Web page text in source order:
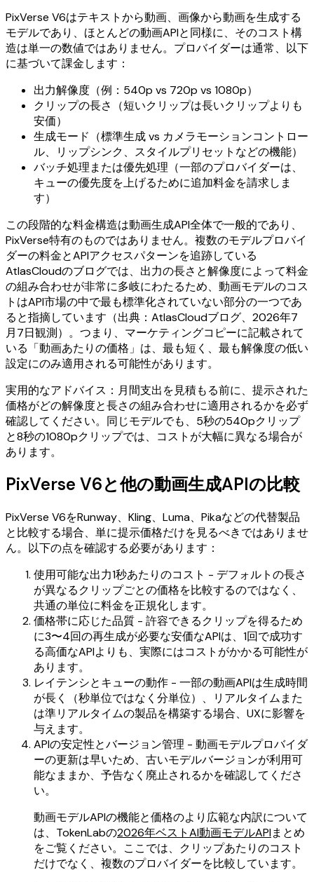
PixVerse V6はテキストから動画、画像から動画を生成する
モデルであり、ほとんどの動画APIと同様に、そのコスト構
造は単一の数値ではありません。プロバイダーは通常、以下
に基づいて課金します：
出力解像度（例：540p vs 720p vs 1080p）
クリップの長さ（短いクリップは長いクリップよりも
安価）
生成モード（標準生成 vs カメラモーションコントロー
ル、リップシンク、スタイルプリセットなどの機能）
バッチ処理または優先処理（一部のプロバイダーは、
キューの優先度を上げるために追加料金を請求しま
す）
この段階的な料金構造は動画生成API全体で一般的であり、
PixVerse特有のものではありません。複数のモデルプロバイ
ダーの料金とAPIアクセスパターンを追跡している
AtlasCloudのブログでは、出力の長さと解像度によって料金
の組み合わせが非常に多岐にわたるため、動画モデルのコス
トはAPI市場の中で最も標準化されていない部分の一つであ
ると指摘しています（出典：AtlasCloudブログ、2026年7
月7日観測）。つまり、マーケティングコピーに記載されて
いる「動画あたりの価格」は、最も短く、最も解像度の低い
設定にのみ適用される可能性があります。
実用的なアドバイス：月間支出を見積もる前に、提示された
価格がどの解像度と長さの組み合わせに適用されるかを必ず
確認してください。同じモデルでも、5秒の540pクリップ
と8秒の1080pクリップでは、コストが大幅に異なる場合が
あります。
PixVerse V6と他の動画生成APIの比較
PixVerse V6をRunway、Kling、Luma、Pikaなどの代替製品
と比較する場合、単に提示価格だけを見るべきではありませ
ん。以下の点を確認する必要があります：
使用可能な出力1秒あたりのコスト - デフォルトの長さ
が異なるクリップごとの価格を比較するのではなく、
共通の単位に料金を正規化します。
価格帯に応じた品質 - 許容できるクリップを得るため
に3〜4回の再生成が必要な安価なAPIは、1回で成功す
る高価なAPIよりも、実際にはコストがかかる可能性が
あります。
レイテンシとキューの動作 - 一部の動画APIは生成時間
が長く（秒単位ではなく分単位）、リアルタイムまた
は準リアルタイムの製品を構築する場合、UXに影響を
与えます。
APIの安定性とバージョン管理 - 動画モデルプロバイダ
ーの更新は早いため、古いモデルバージョンが利用可
能なままか、予告なく廃止されるかを確認してくださ
い。
動画モデルAPIの機能と価格のより広範な内訳について
は、TokenLabの2026年ベストAI動画モデルAPIまとめ
をご覧ください。ここでは、クリップあたりのコスト
だけでなく、複数のプロバイダーを比較しています。